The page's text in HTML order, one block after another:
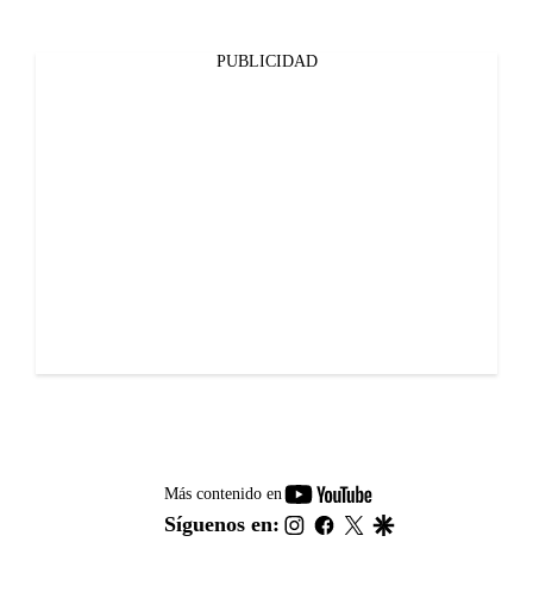
PUBLICIDAD
Más contenido en
youtube-
footer
Síguenos en: instagram
facebook
twitter